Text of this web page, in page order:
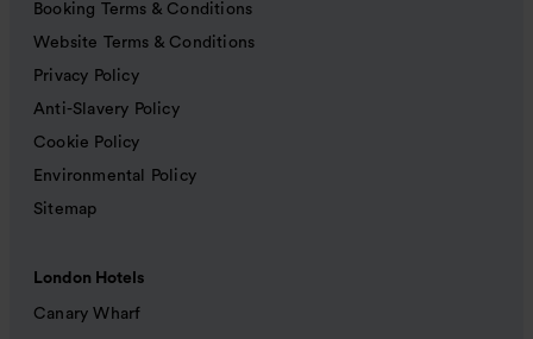
Booking Terms & Conditions
Website Terms & Conditions
Privacy Policy
Anti-Slavery Policy
Cookie Policy
Environmental Policy
Sitemap
London Hotels
Canary Wharf